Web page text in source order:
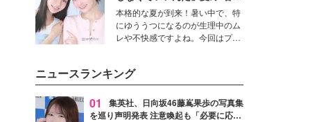
個性に寄り添い、魅力を引き出す
衣装作りは、多くの女性たちに勇
気と自信を与え続けている。
対策”の新しい選択肢とは？
本格的な夏が到来！暑い中で、特
にゆううつになるのが生理中のム
レや不快感ですよね。今回はプラ
好さんを迎えて本音で女子会トー
ク。猛暑のお出かけを快適に過ご
すヒントや、2人が感動した夏の
生理の新常識にも迫りました。
ニュースランキング
01
集英社、日向坂46藤嶌果歩の写真集
を巡り声明発表 注意喚起も「必要に応じ